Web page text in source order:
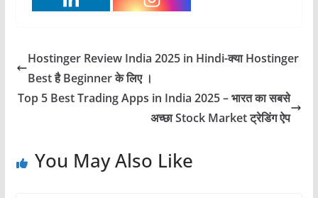
Hostinger Review India 2025 in Hindi-क्या Hostinger
Best है Beginner के लिए ।
Top 5 Best Trading Apps in India 2025 – भारत का सबसे
अच्छा Stock Market ट्रेडिंग ऐप
You May Also Like